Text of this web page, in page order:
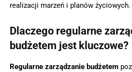
realizacji marzeń i planów życiowych.
Dlaczego regularne
budżetem jest kluczowe?
Regularne zarządzanie budżetem